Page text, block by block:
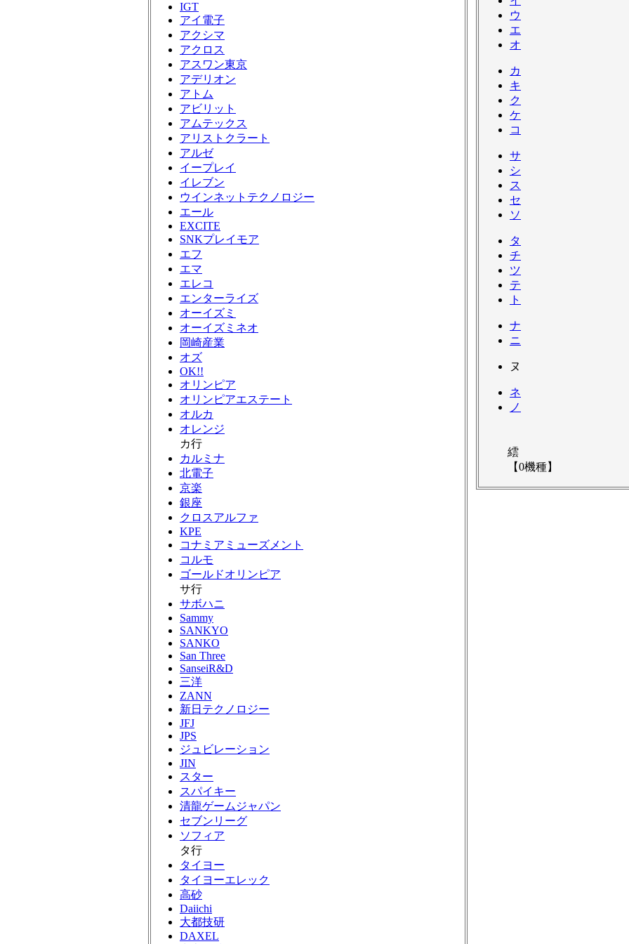
IGT
アイ電子
アクシマ
アクロス
アスワン東京
アデリオン
アトム
アビリット
アムテックス
アリストクラート
アルゼ
イープレイ
イレブン
ウインネットテクノロジー
エール
EXCITE
SNKプレイモア
エフ
エマ
エレコ
エンターライズ
オーイズミ
オーイズミネオ
岡崎産業
オズ
OK!!
オリンピア
オリンピアエステート
オルカ
オレンジ
カ行
カルミナ
北電子
京楽
銀座
クロスアルファ
KPE
コナミアミューズメント
コルモ
ゴールドオリンピア
サ行
サボハニ
Sammy
SANKYO
SANKO
San Three
SanseiR&D
三洋
ZANN
新日テクノロジー
JFJ
JPS
ジュビレーション
JIN
スター
スパイキー
清龍ゲームジャパン
セブンリーグ
ソフィア
タ行
タイヨー
タイヨーエレック
高砂
Daiichi
大都技研
DAXEL
ウ
エ
オ
カ
キ
ク
ケ
コ
サ
シ
ス
セ
ソ
タ
チ
ツ
テ
ト
ナ
ニ
ヌ
ネ
ノ
繧
【0機種】